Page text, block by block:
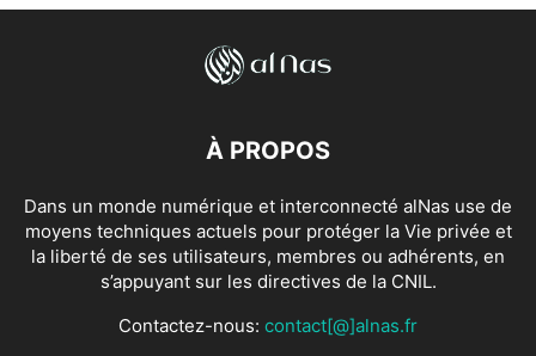
À PROPOS
Dans un monde numérique et interconnecté alNas use de
moyens techniques actuels pour protéger la Vie privée et
la liberté de ses utilisateurs, membres ou adhérents, en
s’appuyant sur les directives de la CNIL.
Contactez-nous: contact[@]alnas.fr